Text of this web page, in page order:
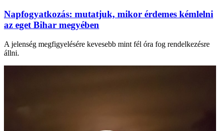
Napfogyatkozás: mutatjuk, mikor érdemes kémlelni
az eget Bihar megyében
A jelenség megfigyelésére kevesebb mint fél óra fog rendelkezésre
állni.